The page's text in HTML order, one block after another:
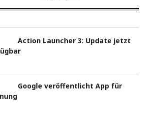
Action Launcher 3: Update jetzt
Google veröffentlicht App für